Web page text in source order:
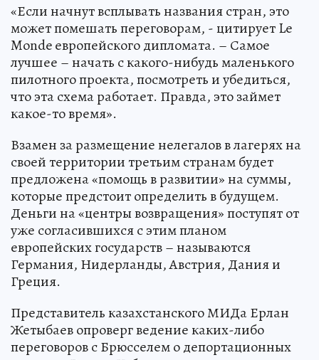
«Если начнут всплывать названия стран, это
может помешать переговорам, - цитирует Le
Monde европейского дипломата. – Самое
лучшее – начать с какого-нибудь маленького
пилотного проекта, посмотреть и убедиться,
что эта схема работает. Правда, это займет
какое-то время».
Взамен за размещение нелегалов в лагерях на
своей территории третьим странам будет
предложена «помощь в развитии» на суммы,
которые предстоит определить в будущем.
Деньги на «центры возвращения» поступят от
уже согласившихся с этим планом
европейских государств – называются
Германия, Нидерланды, Австрия, Дания и
Греция.
Представитель казахстанского МИДа Ерлан
Жетыбаев опроверг ведение каких-либо
переговоров с Брюсселем о депортационных